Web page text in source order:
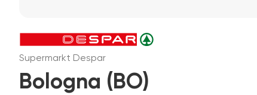
Supermarkt Despar
Bologna (BO)